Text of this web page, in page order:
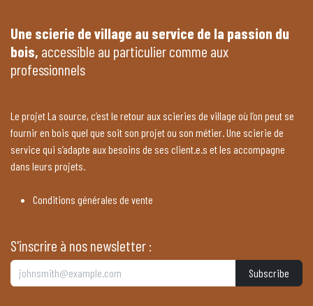
Une scierie de village au service de la passion du
bois, accessible au particulier comme aux
professionnels
Le projet La source, c’est le retour aux scieries de village où l’on peut se
fournir en bois quel que soit son projet ou son métier. Une scierie de
service qui s’adapte aux besoins de ses client.e.s et les accompagne
dans leurs projets.
Conditions générales de vente
S'inscrire à nos newsletter :
Subscribe